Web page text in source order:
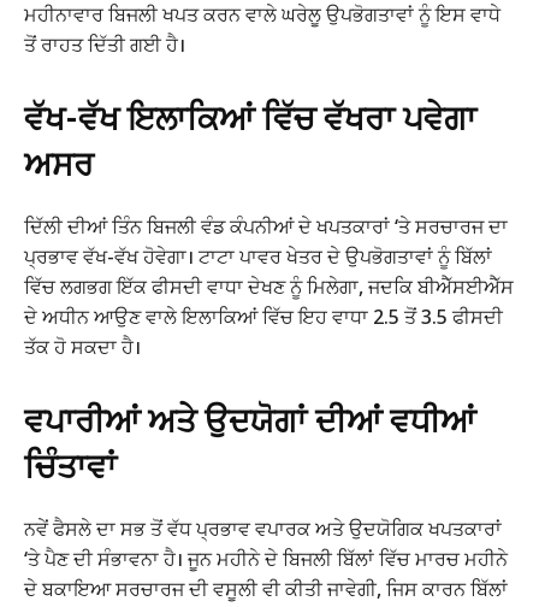
ਮਹੀਨਾਵਾਰ ਬਿਜਲੀ ਖਪਤ ਕਰਨ ਵਾਲੇ ਘਰੇਲੂ ਉਪਭੋਗਤਾਵਾਂ ਨੂੰ ਇਸ ਵਾਧੇ
ਤੋਂ ਰਾਹਤ ਦਿੱਤੀ ਗਈ ਹੈ।
ਵੱਖ-ਵੱਖ ਇਲਾਕਿਆਂ ਵਿੱਚ ਵੱਖਰਾ ਪਵੇਗਾ
ਅਸਰ
ਦਿੱਲੀ ਦੀਆਂ ਤਿੰਨ ਬਿਜਲੀ ਵੰਡ ਕੰਪਨੀਆਂ ਦੇ ਖਪਤਕਾਰਾਂ ‘ਤੇ ਸਰਚਾਰਜ ਦਾ
ਪ੍ਰਭਾਵ ਵੱਖ-ਵੱਖ ਹੋਵੇਗਾ। ਟਾਟਾ ਪਾਵਰ ਖੇਤਰ ਦੇ ਉਪਭੋਗਤਾਵਾਂ ਨੂੰ ਬਿੱਲਾਂ
ਵਿੱਚ ਲਗਭਗ ਇੱਕ ਫੀਸਦੀ ਵਾਧਾ ਦੇਖਣ ਨੂੰ ਮਿਲੇਗਾ, ਜਦਕਿ ਬੀਐੱਸਈਐੱਸ
ਦੇ ਅਧੀਨ ਆਉਣ ਵਾਲੇ ਇਲਾਕਿਆਂ ਵਿੱਚ ਇਹ ਵਾਧਾ 2.5 ਤੋਂ 3.5 ਫੀਸਦੀ
ਤੱਕ ਹੋ ਸਕਦਾ ਹੈ।
ਵਪਾਰੀਆਂ ਅਤੇ ਉਦਯੋਗਾਂ ਦੀਆਂ ਵਧੀਆਂ
ਚਿੰਤਾਵਾਂ
ਨਵੇਂ ਫੈਸਲੇ ਦਾ ਸਭ ਤੋਂ ਵੱਧ ਪ੍ਰਭਾਵ ਵਪਾਰਕ ਅਤੇ ਉਦਯੋਗਿਕ ਖਪਤਕਾਰਾਂ
‘ਤੇ ਪੈਣ ਦੀ ਸੰਭਾਵਨਾ ਹੈ। ਜੂਨ ਮਹੀਨੇ ਦੇ ਬਿਜਲੀ ਬਿੱਲਾਂ ਵਿੱਚ ਮਾਰਚ ਮਹੀਨੇ
ਦੇ ਬਕਾਇਆ ਸਰਚਾਰਜ ਦੀ ਵਸੂਲੀ ਵੀ ਕੀਤੀ ਜਾਵੇਗੀ, ਜਿਸ ਕਾਰਨ ਬਿੱਲਾਂ